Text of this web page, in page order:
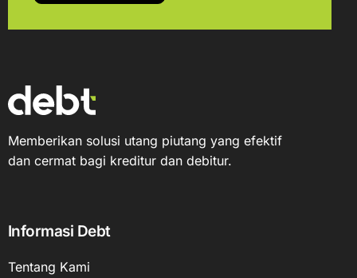
Memberikan solusi utang piutang yang efektif
dan cermat bagi kreditur dan debitur.
Informasi Debt
Tentang Kami